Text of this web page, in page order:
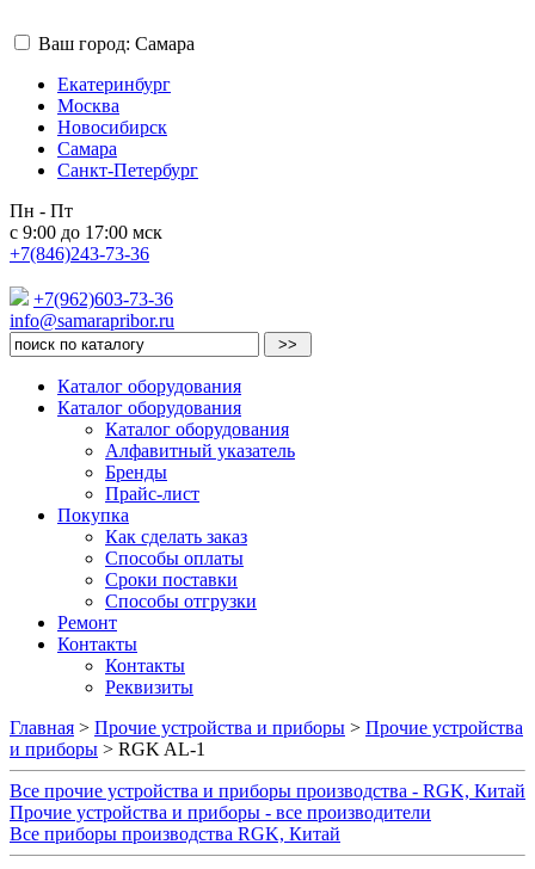
Ваш город: Самара
Екатеринбург
Москва
Новосибирск
Самара
Санкт-Петербург
Пн - Пт
с 9:00 до 17:00 мск
+7(846)243-73-36
+7(962)603-73-36
info@samarapribor.ru
Каталог оборудования
Каталог оборудования
Каталог оборудования
Алфавитный указатель
Бренды
Прайс-лист
Покупка
Как сделать заказ
Способы оплаты
Сроки поставки
Способы отгрузки
Ремонт
Контакты
Контакты
Реквизиты
Главная > Прочие устройства и приборы > Прочие устройства
и приборы > RGK AL-1
Все прочие устройства и приборы производства - RGK, Китай
Прочие устройства и приборы - все производители
Все приборы производства RGK, Китай